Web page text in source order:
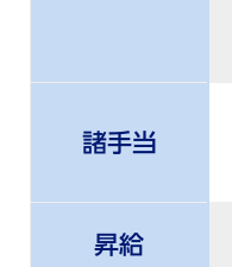
諸手当
昇給